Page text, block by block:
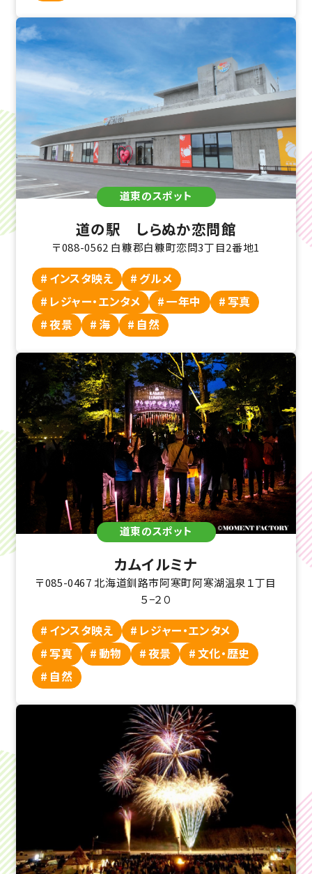
道東のスポット
道の駅 しらぬか恋問館
〒088-0562 白糠郡白糠町恋問3丁目2番地1
インスタ映え
グルメ
レジャー・エンタメ
一年中
写真
夜景
海 自然
道東のスポット
カムイルミナ
〒085-0467 北海道釧路市阿寒町阿寒湖温泉１丁目
５−２０
インスタ映え
レジャー・エンタメ
写真
動物 夜景
文化・歴史
自然